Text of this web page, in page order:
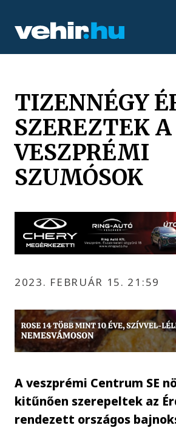
TIZENNÉGY
SZEREZTEK A
VESZPRÉMI
SZUMÓSOK
2023. FEBRUÁR 15. 21:59
A veszprémi Centrum SE
kitűnően szerepeltek az
rendezett országos